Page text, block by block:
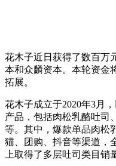
花木子近日获得了数百万
本和众麟资本。本轮资金
拓展。
花木子成立于2020年3月
产品，包括肉松乳酪吐司
等。其中，爆款单品肉松
猫、团购、抖音等渠道，
上取得了多层吐司类目销